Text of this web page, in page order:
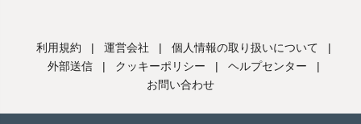
利用規約 | 運営会社 | 個人情報の取り扱いについて
|
外部送信
| クッキーポリシー | ヘルプセンター
|
お問い合わせ